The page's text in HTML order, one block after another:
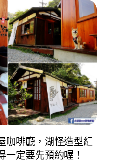
咖啡廳，湖怪造型紅
一定要先預約喔！